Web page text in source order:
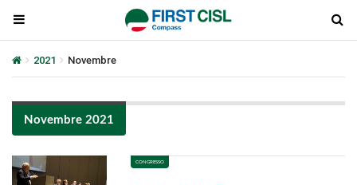
2021 Novembre
Novembre 2021
CONGRESSO